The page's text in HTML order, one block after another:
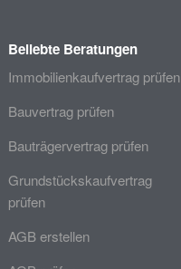
Beliebte Beratungen
Immobilienkaufvertrag prüfen
Bauvertrag prüfen
Bauträgervertrag prüfen
Grundstückskaufvertrag
prüfen
AGB erstellen